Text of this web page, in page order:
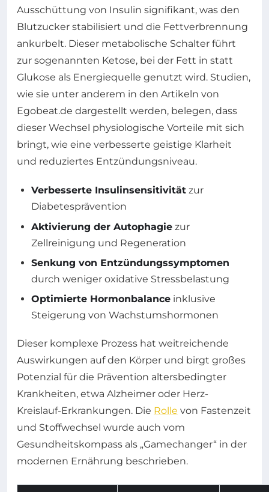
Ausschüttung von Insulin signifikant, was den
Blutzucker stabilisiert und die Fettverbrennung
ankurbelt. Dieser metabolische Schalter führt
zur sogenannten Ketose, bei der Fett in statt
Glukose als Energiequelle genutzt wird. Studien,
wie sie unter anderem in den Artikeln von
Egobeat.de dargestellt werden, belegen, dass
dieser Wechsel physiologische Vorteile mit sich
bringt, wie eine verbesserte geistige Klarheit
und reduziertes Entzündungsniveau.
Verbesserte Insulinsensitivität zur
Diabetesprävention
Aktivierung der Autophagie zur
Zellreinigung und Regeneration
Senkung von Entzündungssymptomen
durch weniger oxidative Stressbelastung
Optimierte Hormonbalance inklusive
Steigerung von Wachstumshormonen
Dieser komplexe Prozess hat weitreichende
Auswirkungen auf den Körper und birgt großes
Potenzial für die Prävention altersbedingter
Krankheiten, etwa Alzheimer oder Herz-
Kreislauf-Erkrankungen. Die Rolle von Fastenzeit
und Stoffwechsel wurde auch vom
Gesundheitskompass als „Gamechanger“ in der
modernen Ernährung beschrieben.